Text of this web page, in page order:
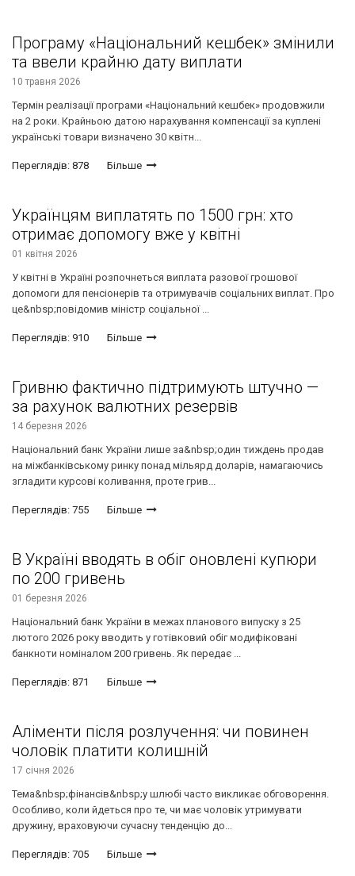
Програму «Національний кешбек» змінили
та ввели крайню дату виплати
10 травня 2026
Термін реалізації програми «Національний кешбек» продовжили
на 2 роки. Крайньою датою нарахування компенсації за куплені
українські товари визначено 30 квітн...
Переглядів: 878 Більше
Українцям виплатять по 1500 грн: хто
отримає допомогу вже у квітні
01 квітня 2026
У квітні в Україні розпочнеться виплата разової грошової
допомоги для пенсіонерів та отримувачів соціальних виплат. Про
це&nbsp;повідомив міністр соціальної ...
Переглядів: 910 Більше
Гривню фактично підтримують штучно —
за рахунок валютних резервів
14 березня 2026
Національний банк України лише за&nbsp;один тиждень продав
на міжбанківському ринку понад мільярд доларів, намагаючись
згладити курсові коливання, проте грив...
Переглядів: 755 Більше
В Україні вводять в обіг оновлені купюри
по 200 гривень
01 березня 2026
Національний банк України в межах планового випуску з 25
лютого 2026 року вводить у готівковий обіг модифіковані
банкноти номіналом 200 гривень. Як передає ...
Переглядів: 871 Більше
Аліменти після розлучення: чи повинен
чоловік платити колишній
17 січня 2026
Тема&nbsp;фінансів&nbsp;у шлюбі часто викликає обговорення.
Особливо, коли йдеться про те, чи має чоловік утримувати
дружину, враховуючи сучасну тенденцію до...
Переглядів: 705 Більше